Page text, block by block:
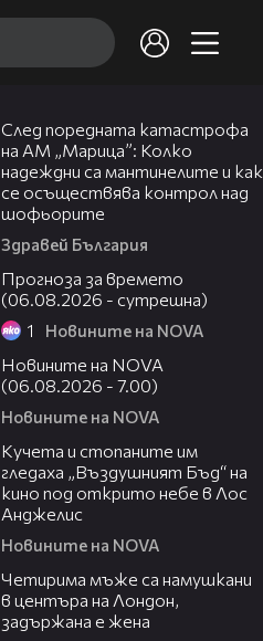
След поредната катастрофа
на АМ „Марица”: Колко
надеждни са мантинелите и как
се осъществява контрол над
шофьорите
Здравей България
Прогноза за времето
(06.08.2026 - сутрешна)
1 Новините на NOVA
Новините на NOVA
(06.08.2026 - 7.00)
Новините на NOVA
Кучета и стопаните им
гледаха „Въздушният Бъд“ на
кино под открито небе в Лос
Анджелис
Новините на NOVA
Четирима мъже са намушкани
в центъра на Лондон,
задържана е жена